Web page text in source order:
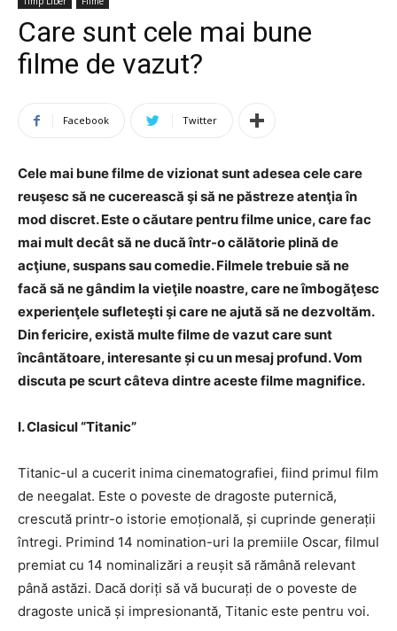
Care sunt cele mai bune
filme de vazut?
Facebook Twitter
Cele mai bune filme de vizionat sunt adesea cele care
reuşesc să ne cucerească şi să ne păstreze atenţia în
mod discret. Este o căutare pentru filme unice, care fac
mai mult decât să ne ducă într-o călătorie plină de
acţiune, suspans sau comedie. Filmele trebuie să ne
facă să ne gândim la vieţile noastre, care ne îmbogăţesc
experienţele sufleteşti şi care ne ajută să ne dezvoltăm.
Din fericire, există multe filme de vazut care sunt
încântătoare, interesante și cu un mesaj profund. Vom
discuta pe scurt câteva dintre aceste filme magnifice.
I. Clasicul “Titanic”
Titanic-ul a cucerit inima cinematografiei, fiind primul film
de neegalat. Este o poveste de dragoste puternică,
crescută printr-o istorie emoțională, și cuprinde generații
întregi. Primind 14 nomination-uri la premiile Oscar, filmul
premiat cu 14 nominalizări a reușit să rămână relevant
până astăzi. Dacă doriți să vă bucurați de o poveste de
dragoste unică și impresionantă, Titanic este pentru voi.